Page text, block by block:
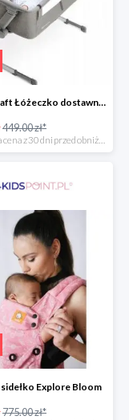
Kinderkraft Łóżeczko dostawne aluminiowe Uno 2w1
449.00 zł*
*najniższa cena z 30 dni przed obniżką
Explore Bloom
775.00 zł*